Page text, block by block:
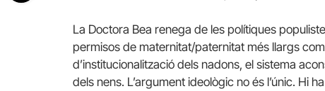
La Doctora Bea renega de les polítiques
permisos de maternitat/paternitat més llargs
d’institucionalització dels nadons, el sistema
dels nens. L’argument ideològic no és l’únic. Hi